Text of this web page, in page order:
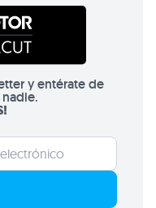
y entérate de